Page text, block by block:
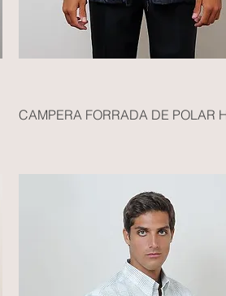
CAMPERA FORRADA DE POLAR